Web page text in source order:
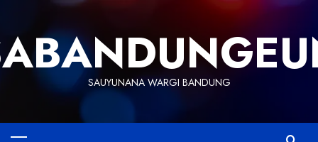
content
SAUYUNANA WARGI BANDUNG